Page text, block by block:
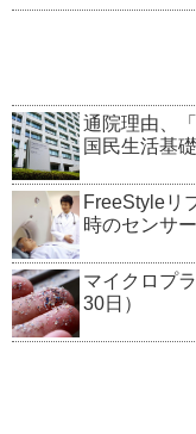
通院理由、
国民生活基
FreeStyleリ
時のセンサ
マイクロプ
30日）